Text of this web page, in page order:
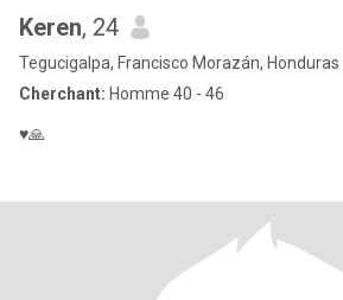
Keren, 24
Tegucigalpa, Francisco Morazán, Honduras
Cherchant: Homme 40 - 46
♥️🙏